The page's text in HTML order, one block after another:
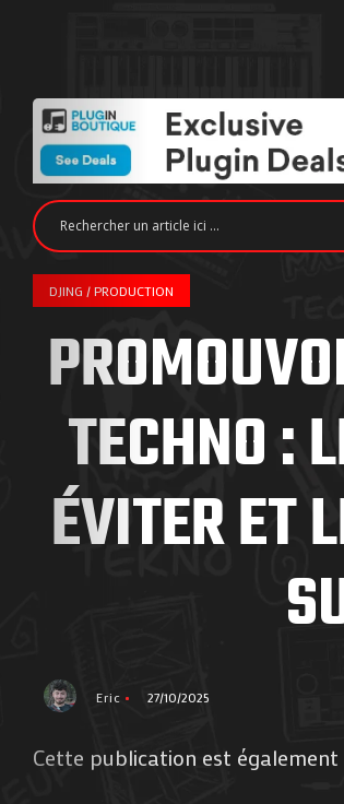
DJING / PRODUCTION
TECHNO :
ÉVITER ET
Eric 27/10/2025
Cette publication est